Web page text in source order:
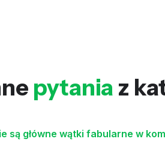
pytania z
są główne wątki fabularne w